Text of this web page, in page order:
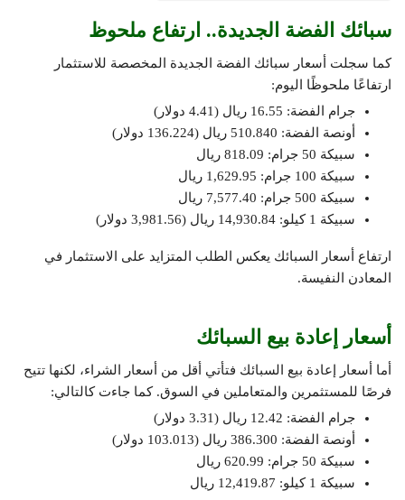
سبائك الفضة الجديدة.. ارتفاع ملحوظ
كما سجلت أسعار سبائك الفضة الجديدة المخصصة للاستثمار
ارتفاعًا ملحوظًا اليوم:
جرام الفضة: 16.55 ريال (4.41 دولار)
أونصة الفضة: 510.840 ريال (136.224 دولار)
سبيكة 50 جرام: 818.09 ريال
سبيكة 100 جرام: 1,629.95 ريال
سبيكة 500 جرام: 7,577.40 ريال
سبيكة 1 كيلو: 14,930.84 ريال (3,981.56 دولار)
ارتفاع أسعار السبائك يعكس الطلب المتزايد على الاستثمار في
المعادن النفيسة.
أسعار إعادة بيع السبائك
أما أسعار إعادة بيع السبائك فتأتي أقل من أسعار الشراء، لكنها تتيح
فرصًا للمستثمرين والمتعاملين في السوق. كما جاءت كالتالي:
جرام الفضة: 12.42 ريال (3.31 دولار)
أونصة الفضة: 386.300 ريال (103.013 دولار)
سبيكة 50 جرام: 620.99 ريال
سبيكة 1 كيلو: 12,419.87 ريال